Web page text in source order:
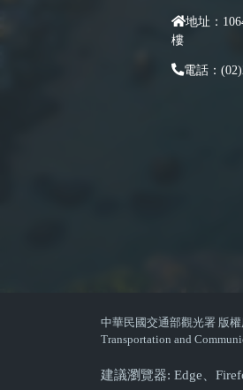
地址：
樓
電話：
中華民國交通部觀光署 版
Transportation and
建議瀏覽器: Edge、